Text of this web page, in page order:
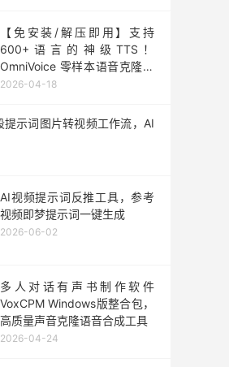
【免安装/解压即用】支持
600+语言的神级TTS！
OmniVoice 零样本语音克隆一
键整合包发布
2026-04-18
示词图片转视频工作流，AI
AI视频提示词反推工具，参考
视频即梦提示词一键生成
2026-06-02
多人对话有声书制作软件
VoxCPM Windows版整合包，
高质量声音克隆语音合成工具
2026-04-24